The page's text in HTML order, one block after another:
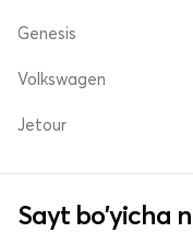
Genesis
Volkswagen
Jetour
Sayt bo'yicha